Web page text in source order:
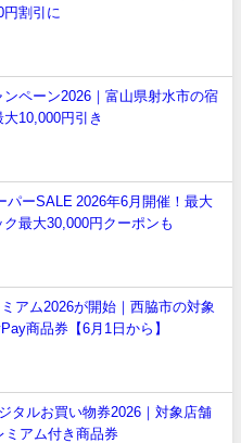
円割引に
ンペーン2026｜富山県射水市の宿
10,000円引き
パーSALE 2026年6月開催！最大
最大30,000円クーポンも
アム2026が開始｜西脇市の対象
商品券【6月1日から】
タルお買い物券2026｜対象店舗
ミアム付き商品券